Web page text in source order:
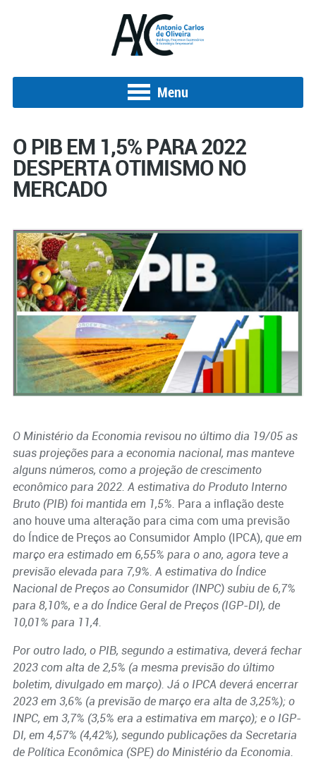
Menu
O PIB EM 1,5% PARA 2022
DESPERTA OTIMISMO NO
MERCADO
O Ministério da Economia revisou no último dia 19/05 as
suas projeções para a economia nacional, mas manteve
alguns números, como a projeção de crescimento
econômico para 2022. A estimativa do Produto Interno
Bruto (PIB) foi mantida em 1,5%. Para a inflação deste
ano houve uma alteração para cima com uma previsão
do Índice de Preços ao Consumidor Amplo (IPCA),que em
março era estimado em 6,55% para o ano, agora teve a
previsão elevada para 7,9%. A estimativa do Índice
Nacional de Preços ao Consumidor (INPC) subiu de 6,7%
para 8,10%, e a do Índice Geral de Preços (IGP-DI), de
10,01% para 11,4.
Por outro lado, o PIB, segundo a estimativa, deverá fechar
2023 com alta de 2,5% (a mesma previsão do último
boletim, divulgado em março). Já o IPCA deverá encerrar
2023 em 3,6% (a previsão de março era alta de 3,25%); o
INPC, em 3,7% (3,5% era a estimativa em março); e o IGP-
DI, em 4,57% (4,42%), segundo publicações da Secretaria
de Política Econômica (SPE) do Ministério da Economia.